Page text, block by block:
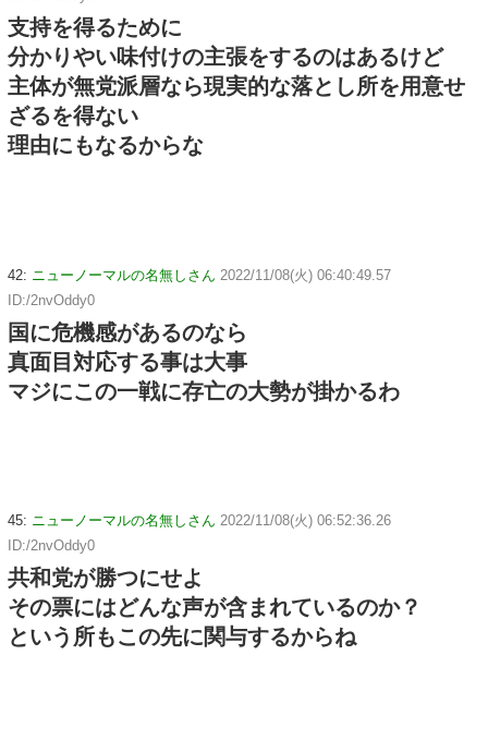
支持を得るために
分かりやい味付けの主張をするのはあるけど
主体が無党派層なら現実的な落とし所を用意せ
ざるを得ない
理由にもなるからな
42: ニューノーマルの名無しさん 2022/11/08(火) 06:40:49.57
ID:/2nvOddy0
国に危機感があるのなら
真面目対応する事は大事
マジにこの一戦に存亡の大勢が掛かるわ
45: ニューノーマルの名無しさん 2022/11/08(火) 06:52:36.26
ID:/2nvOddy0
共和党が勝つにせよ
その票にはどんな声が含まれているのか？
という所もこの先に関与するからね